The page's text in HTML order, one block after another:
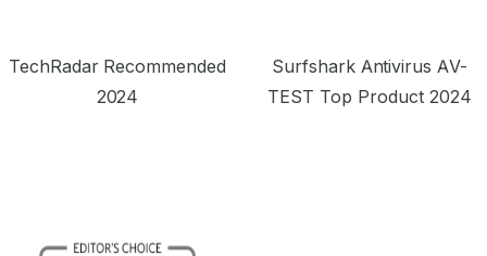
TechRadar Recommended
2024
Surfshark Antivirus AV-
TEST Top Product 2024